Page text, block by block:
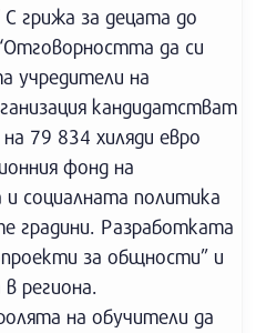
грижа за децата до
да си
учредители на
кандидатстват
79 834 хиляди евро
фонд на
социалната политика
градини. Разработката
за общности” и
региона.
на обучители да